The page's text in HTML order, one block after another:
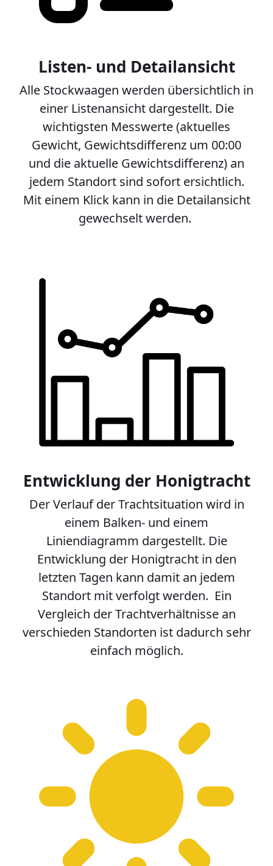
Listen- und Detailansicht
Alle Stockwaagen werden übersichtlich in
einer Listenansicht dargestellt. Die
wichtigsten Messwerte (aktuelles
Gewicht, Gewichtsdifferenz um 00:00
und die aktuelle Gewichtsdifferenz) an
jedem Standort sind sofort ersichtlich.
Mit einem Klick kann in die Detailansicht
gewechselt werden.
Entwicklung der Honigtracht
Der Verlauf der Trachtsituation wird in
einem Balken- und einem
Liniendiagramm dargestellt. Die
Entwicklung der Honigtracht in den
letzten Tagen kann damit an jedem
Standort mit verfolgt werden. Ein
Vergleich der Trachtverhältnisse an
verschieden Standorten ist dadurch sehr
einfach möglich.